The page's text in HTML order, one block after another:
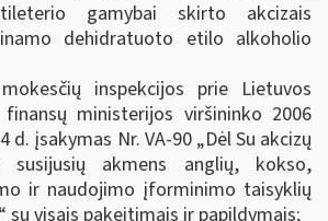
gamybai skirto akcizais
dehidratuoto etilo alkoholio
inspekcijos prie Lietuvos
finansų ministerijos viršininko 2006
d. įsakymas Nr. VA-90 „Dėl Su akcizų
susijusių akmens anglių, kokso,
ir naudojimo įforminimo taisyklių
su visais pakeitimais ir papildymais;